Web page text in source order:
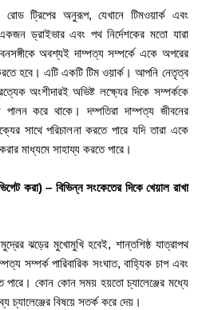
রোড ট্রিপের অনুরূপ, যেখানে টিমওয়ার্ক এবং
ড্রাইভার এবং পথ নির্দেশকের মতো যারা
অবশ্যই দাম্পত্য সম্পর্কে একে অপরের
হবে। এটি একটি টিম ওয়ার্ক। আপনি নেতৃত্ব
অংশীদারই অভিষ্ট লক্ষ্যের দিকে সম্পর্ককে
পালন করে থাকে। দম্পতিরা দাম্পত্য জীবনের
সাথে পরিচালনা করতে পারে যদি তারা একে
মাধ্যমে সাহায্য করতে পারে।
করা) – বিভিন্ন সংকেতের দিকে খেয়াল রাখা
ঝড়ের মুখোমুখি হবেই, শান্তশিষ্ঠ যাত্রাপথ
সম্পর্ক পারিবারিক সংঘাত, বাহ্যিক চাপ এবং
পারে। কোন কোন সময় হয়তো চ্যালেঞ্জের মধ্যে
বিষয়ে সতর্ক করে দেয়।